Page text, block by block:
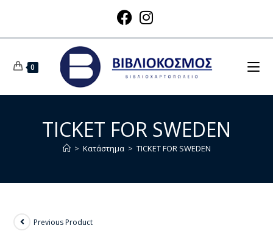
0
TICKET FOR SWEDEN
> Κατάστημα > TICKET FOR SWEDEN
Previous Product